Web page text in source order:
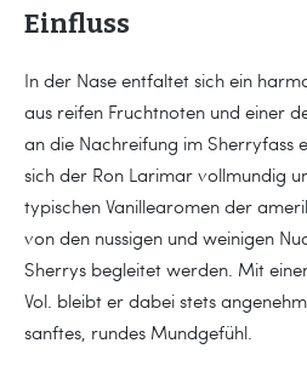
Einfluss
In der Nase entfaltet sich ein
aus reifen Fruchtnoten und einer
an die Nachreifung im Sherryfass
sich der Ron Larimar vollmundig
typischen Vanillearomen der
von den nussigen und weinigen
Sherrys begleitet werden. Mit
Vol. bleibt er dabei stets
sanftes, rundes Mundgefühl.